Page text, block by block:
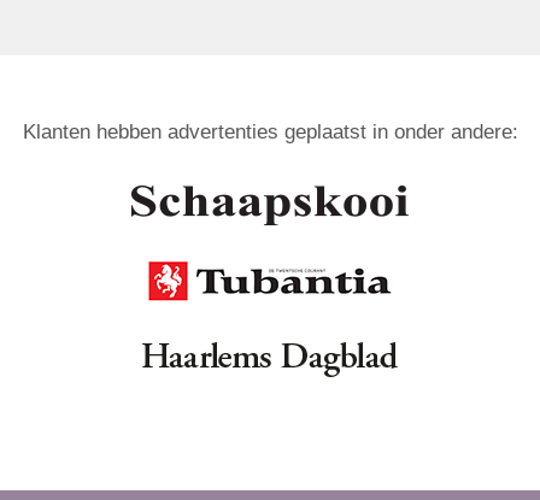
Klanten hebben advertenties geplaatst in onder andere: